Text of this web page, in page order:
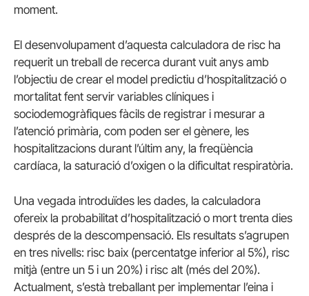
moment.
El desenvolupament d’aquesta calculadora de risc ha
requerit un treball de recerca durant vuit anys amb
l’objectiu de crear el model predictiu d’hospitalització o
mortalitat fent servir variables clíniques i
sociodemogràfiques fàcils de registrar i mesurar a
l’atenció primària, com poden ser el gènere, les
hospitalitzacions durant l’últim any, la freqüència
cardíaca, la saturació d’oxigen o la dificultat respiratòria.
Una vegada introduïdes les dades, la calculadora
ofereix la probabilitat d’hospitalització o mort trenta dies
després de la descompensació. Els resultats s’agrupen
en tres nivells: risc baix (percentatge inferior al 5%), risc
mitjà (entre un 5 i un 20%) i risc alt (més del 20%).
Actualment, s’està treballant per implementar l’eina i